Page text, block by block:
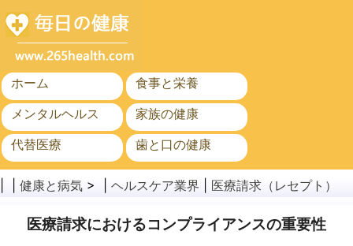
ホーム
食事と栄養
メンタルヘルス
家族の健康
代替医療
歯と口の健康
がん
健康と病気 > | ヘルスケア業界 医療請求（レセプト）
医療請求におけるコンプライアンスの重要性